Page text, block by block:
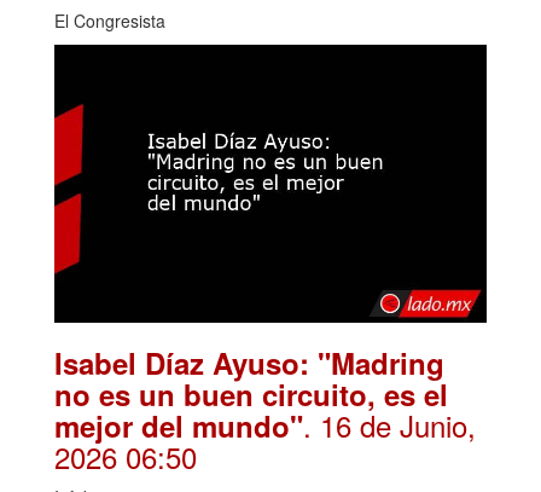
El Congresista
Isabel Díaz Ayuso: "Madring
no es un buen circuito, es el
mejor del mundo". 16 de Junio,
2026 06:50